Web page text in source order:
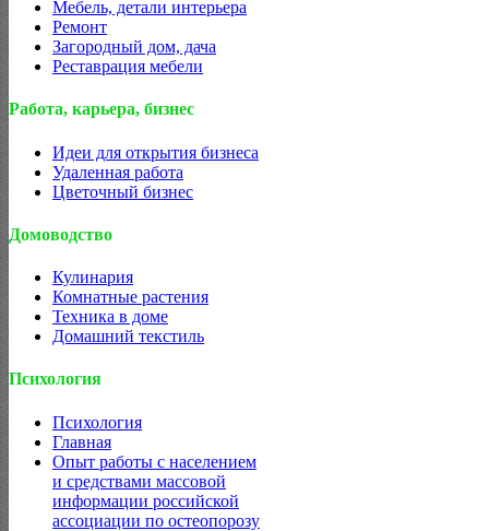
Мебель, детали интерьера
Ремонт
Загородный дом, дача
Реставрация мебели
Работа, карьера, бизнес
Идеи для открытия бизнеса
Удаленная работа
Цветочный бизнес
Домоводство
Кулинария
Комнатные растения
Техника в доме
Домашний текстиль
Психология
Психология
Главная
Опыт работы с населением
и средствами массовой
информации российской
ассоциации по остеопорозу